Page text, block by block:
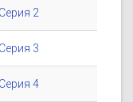
2
3
4